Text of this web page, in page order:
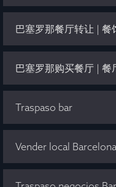
Traspaso bar
Vender local Barcelona